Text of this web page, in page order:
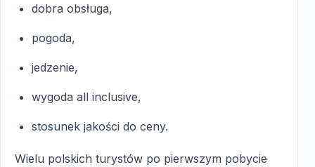
dobra obsługa,
pogoda,
jedzenie,
wygoda all inclusive,
stosunek jakości do ceny.
Wielu polskich turystów po pierwszym pobycie